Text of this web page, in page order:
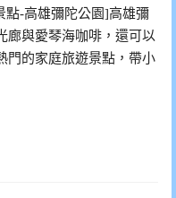
點-高雄彌陀公園]高雄彌
廊與愛琴海咖啡，還可以
門的家庭旅遊景點，帶小